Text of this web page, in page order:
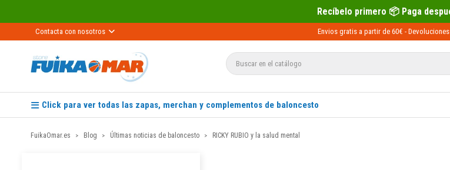
Recíbelo primero 📦 Paga después con Sequra 💶
Contacta con nosotros Envios gratis a partir de 60€ - Devoluciones
Click para ver todas las zapas, merchan y complementos de baloncesto
FuikaOmar.es Blog Últimas noticias de baloncesto RICKY RUBIO y la salud mental